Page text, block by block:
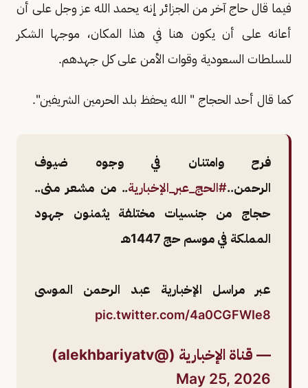
فيما قال حاج آخر من الجزائر إنه يحمد الله عز وجل على أن
أعانه على أن يكون هنا في هذا المكان، موجها الشكر
للسلطات السعودية وقوات الأمن على كل جهدهم.
كما قال أحد الحجاج " الله يحفظ بلد الحرمين الشريفين".
فرح وامتنان في وجوه ضيوف
الرحمن..#الحج_عبر_الإخبارية.. من مشعر منى..
حجاج من جنسيات مختلفة يثمنون جهود
المملكة في موسم حج 1447هـ
عبر مراسل الإخبارية عبد الرحمن الموسى
pic.twitter.com/4a0CGFWIe8
— قناة الإخبارية (@alekhbariyatv)
May 25, 2026